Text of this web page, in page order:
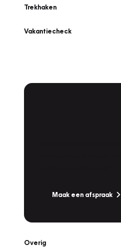
Trekhaken
Vakantiecheck
Maak een afspraak
Overig